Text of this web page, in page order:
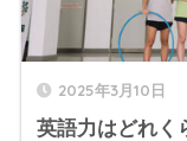
2025年3月10日
英語力はどれく